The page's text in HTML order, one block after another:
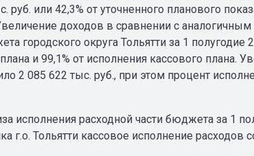
или 42,3% от уточненного планового
доходов в сравнении с
городского округа Тольятти за 1 полугодие
и 99,1% от исполнения кассового
2 085 622 тыс. руб., при этом процент
исполнения расходной части бюджета за 1
г.о. Тольятти кассовое исполнение расходов